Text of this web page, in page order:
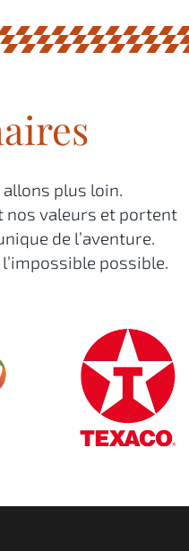
plus loin.
nos valeurs et portent
de l’aventure.
possible.